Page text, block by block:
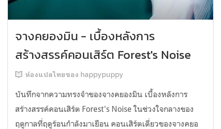
จางคยองมิน - เบื้องหลังการ
สร้างสรรค์คอนเสิร์ต Forest's Noise
ห้องแปลไทยของ happypuppy
บันทึกจากความทรงจำของจางคยองมิน เบื้องหลังการ
สร้างสรรค์คอนเสิร์ต Forest's Noise ในช่วงใจกลางของ
ฤดูกาลที่ฤดูร้อนกำลังมาเยือน คอนเสิร์ตเดี่ยวของจางคยอ